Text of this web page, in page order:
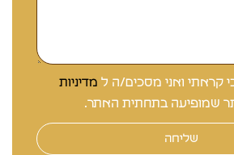
קראתי ואני מסכים/ה ל מדיניות
שמופיעה בתחתית האתר.
שליחה